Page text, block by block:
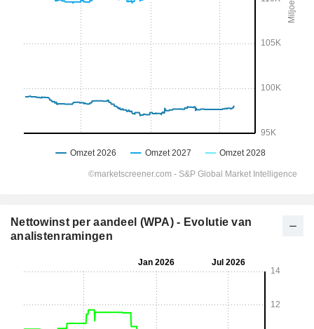
Nettowinst per aandeel (WPA) - Evolutie van
analistenramingen